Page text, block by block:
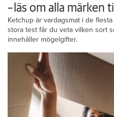
– läs om alla märken
Ketchup är vardagsmat i de
stora test får du veta vilken sort
innehåller mögelgifter.